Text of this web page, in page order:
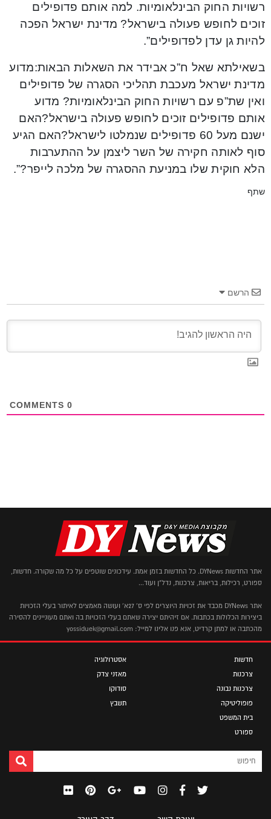
רשויות החוק הבינלאומיות. למה אותם פדופילים
זוכים לחופש פעולה בישראל? מדינת ישראל הפכה
להיות גן עדן לפדופילים”.
בשאילתא שאל ח”כ אבידר את השאלות הבאות:מדוע
מדינת ישראל מעכבת תהליכי הסגרה של פדופילים
ואין שת”פ עם רשויות החוק הבינלאומיות? מדוע
אותם פדופילים זוכים לחופש פעולה בישראל?האם
ישנם מעל 60 פדופילים שנמלטו לישראל?האם הגיע
סוף לאותה חקירה של השר ליצמן על ההתערבות
הלא חוקית שלו במניעת ההסגרה של מלכה לייפר?”.
שתף
הרשם
0
אתר החדשות DYNews. כל החדשות בזמן אמת. עידכונים שוטפים על כל מה שקורה. חדשות,
ספורט, רכילות, בריאות, צרכנות, נדל"ן ועוד...
אתר DYNews מכבד את זכויות היוצרים לפי ס' 27א' ועושה מאמצים לאיתור בעלי הזכויות
ביצירות הכלולות בכתבות. אם זיהיתם יצירה שאתם בעלי הזכויות בה ואתם מעוניינים להסירה
מהכתבה או למתן קרדיט, אנא פנו אלינו למייל: yossiduek@gmail.com
חדשות
צרכנות
צרכנות נבונה
פופוליטיקה
בית המשפט
ספורט
אסטרולוגיה
מאזני צדק
סודוקו
תשבץ